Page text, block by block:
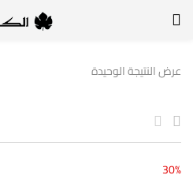
لتسجيل الدخول, أدخل اسم المستخدم
عرض النتيجة الوحيدة
30%